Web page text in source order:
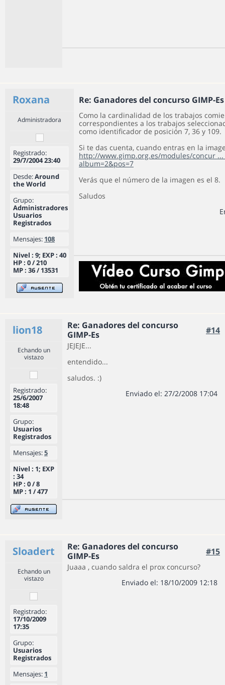
Roxana Re: Ganadores del concurso GIMP-Es
Administradora
Registrado:
29/7/2004 23:40
Desde:Around
the World
Grupo:
Administradores
Usuarios
Registrados
Mensajes: 108
Nivel : 9; EXP : 40
HP : 0 / 210
MP : 36 / 13531
Como la cardinalidad de los trabajos
correspondientes a los trabajos
como identificador de posición 7, 36 y 109.
Si te das cuenta, cuando entras en la
http://www.gimp.org.es/modules/concur ...
album=2&pos=7
Verás que el número de la imagen es el 8.
Saludos
lion18
Re: Ganadores del concurso
GIMP-Es
#14
Echando un
vistazo
Registrado:
25/6/2007
18:48
Grupo:
Usuarios
Registrados
Mensajes:5
Nivel : 1; EXP
: 34
HP : 0 / 8
MP : 1 / 477
JEJEJE...
entendido...
saludos. :)
Enviado el: 27/2/2008 17:04
Sloadert
Re: Ganadores del concurso
GIMP-Es
#15
Echando un
vistazo
Registrado:
17/10/2009
17:35
Grupo:
Usuarios
Registrados
Mensajes: 1
Juaaa , cuando saldra el prox concurso?
Enviado el: 18/10/2009 12:18